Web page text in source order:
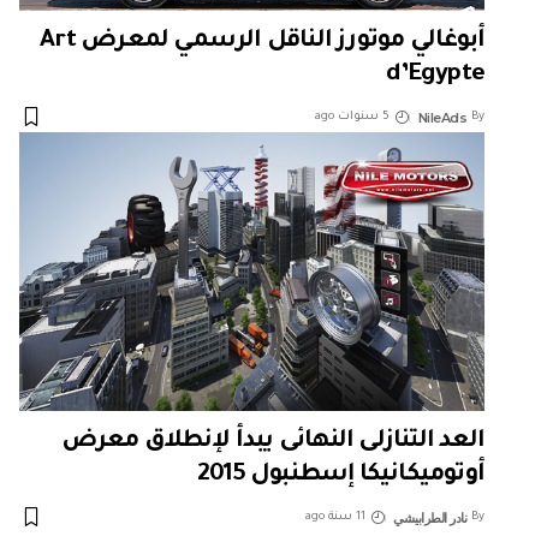
أبوغالي موتورز الناقل الرسمي لمعرض Art
d’Egypte
By
NileAds 5 سنوات ago
العد التنازلى النهائى يبدأ لإنطلاق معرض
أوتوميكانيكا إسطنبول 2015
By نادر الطرابيشي 11 سنة ago